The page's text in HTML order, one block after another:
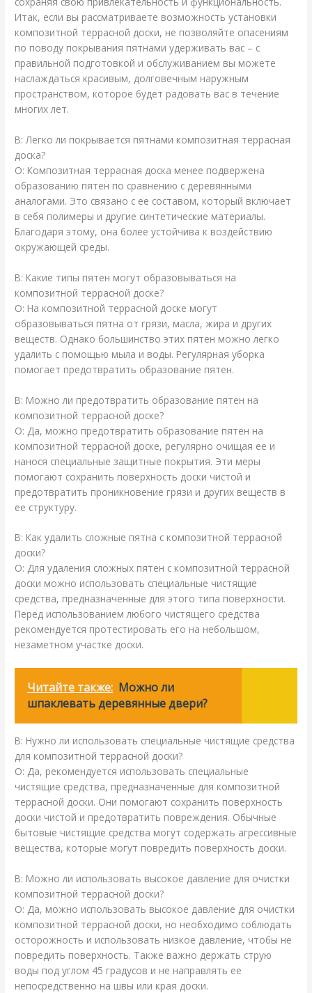
Итак, если вы рассматриваете возможность установки
композитной террасной доски, не позволяйте опасениям
по поводу покрывания пятнами удерживать вас – с
правильной подготовкой и обслуживанием вы можете
наслаждаться красивым, долговечным наружным
пространством, которое будет радовать вас в течение
многих лет.
В: Легко ли покрывается пятнами композитная террасная
доска?
О: Композитная террасная доска менее подвержена
образованию пятен по сравнению с деревянными
аналогами. Это связано с ее составом, который включает
в себя полимеры и другие синтетические материалы.
Благодаря этому, она более устойчива к воздействию
окружающей среды.
В: Какие типы пятен могут образовываться на
композитной террасной доске?
О: На композитной террасной доске могут
образовываться пятна от грязи, масла, жира и других
веществ. Однако большинство этих пятен можно легко
удалить с помощью мыла и воды. Регулярная уборка
помогает предотвратить образование пятен.
В: Можно ли предотвратить образование пятен на
композитной террасной доске?
О: Да, можно предотвратить образование пятен на
композитной террасной доске, регулярно очищая ее и
нанося специальные защитные покрытия. Эти меры
помогают сохранить поверхность доски чистой и
предотвратить проникновение грязи и других веществ в
ее структуру.
В: Как удалить сложные пятна с композитной террасной
доски?
О: Для удаления сложных пятен с композитной террасной
доски можно использовать специальные чистящие
средства, предназначенные для этого типа поверхности.
Перед использованием любого чистящего средства
рекомендуется протестировать его на небольшом,
незаметном участке доски.
Читайте также: Можно ли
шпаклевать деревянные двери?
В: Нужно ли использовать специальные чистящие средства
для композитной террасной доски?
О: Да, рекомендуется использовать специальные
чистящие средства, предназначенные для композитной
террасной доски. Они помогают сохранить поверхность
доски чистой и предотвратить повреждения. Обычные
бытовые чистящие средства могут содержать агрессивные
вещества, которые могут повредить поверхность доски.
В: Можно ли использовать высокое давление для очистки
композитной террасной доски?
О: Да, можно использовать высокое давление для очистки
композитной террасной доски, но необходимо соблюдать
осторожность и использовать низкое давление, чтобы не
повредить поверхность. Также важно держать струю
воды под углом 45 градусов и не направлять ее
непосредственно на швы или края доски.